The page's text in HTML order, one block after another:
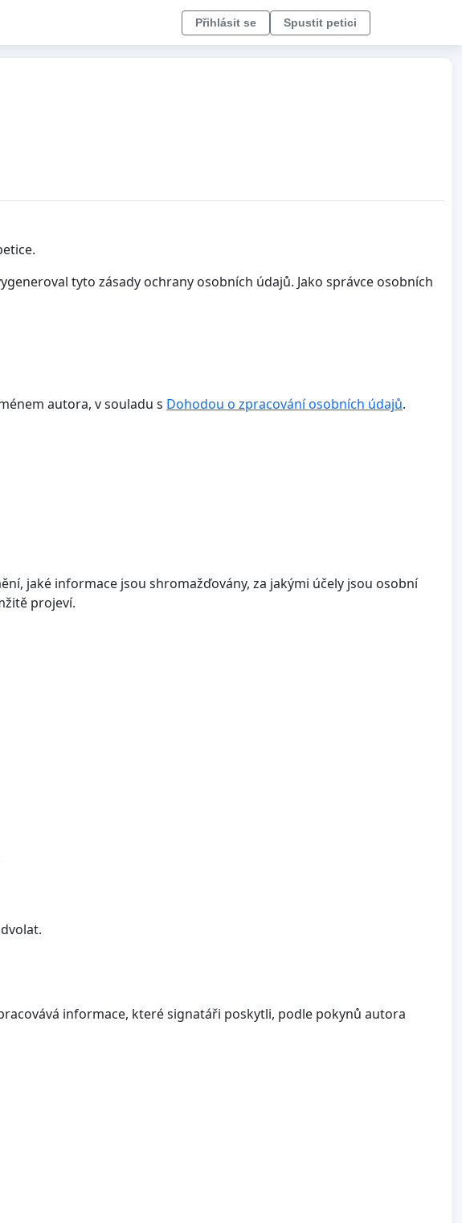
Přihlásit se Spustit petici
tyto zásady ochrany osobních údajů. Jako správce osobních
autora, v souladu s Dohodou o zpracování osobních údajů.
jaké informace jsou shromažďovány, za jakými účely jsou osobní
projeví.
informace, které signatáři poskytli, podle pokynů autora